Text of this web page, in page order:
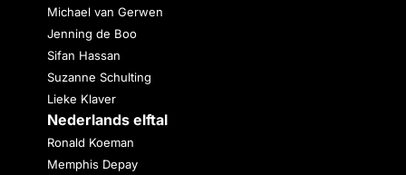
Michael van Gerwen
Jenning de Boo
Sifan Hassan
Suzanne Schulting
Lieke Klaver
Nederlands elftal
Ronald Koeman
Memphis Depay